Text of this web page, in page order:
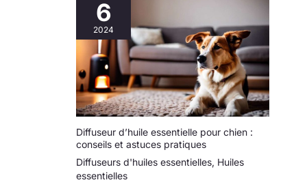
6
2024
Diffuseur d’huile essentielle pour chien :
conseils et astuces pratiques
Diffuseurs d'huiles essentielles, Huiles
essentielles